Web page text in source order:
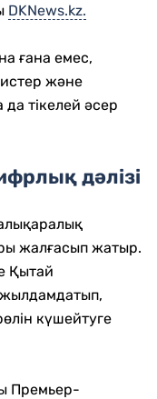
DKNews.kz.
ғана емес,
және
тікелей әсер
дәлізі
жалғасып жатыр.
Қытай
күшейтуге
Премьер-